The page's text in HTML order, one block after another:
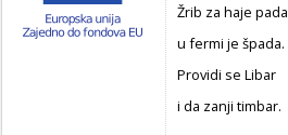
Žrib za haje pada,
u fermi je špada.
Providi se Libar
i da zanji timbar.